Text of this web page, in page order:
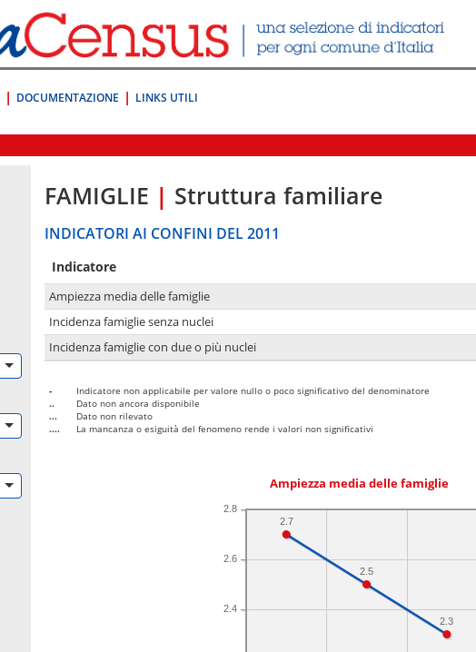
DOCUMENTAZIONE LINKS UTILI
FAMIGLIE | Struttura familiare
INDICATORI AI CONFINI DEL 2011
Indicatore
Ampiezza media delle famiglie
Incidenza famiglie senza nuclei
Incidenza famiglie con due o più nuclei
-
Indicatore non applicabile per valore nullo o poco significativo del denominatore
..
Dato non ancora disponibile
...
Dato non rilevato
....
La mancanza o esiguità del fenomeno rende i valori non significativi
Ampiezza media delle famiglie
2.4
2.6
2.8
2.3
2.5
2.7